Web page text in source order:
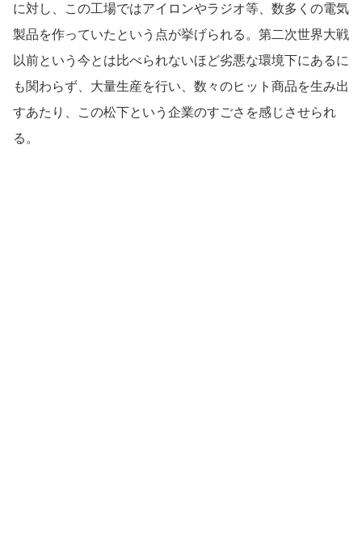
に対し、この工場ではアイロンやラジオ等、数多くの電気
製品を作っていたという点が挙げられる。第二次世界大戦
以前という今とは比べられないほど劣悪な環境下にあるに
も関わらず、大量生産を行い、数々のヒット商品を生み出
すあたり、この松下という企業のすごさを感じさせられ
る。